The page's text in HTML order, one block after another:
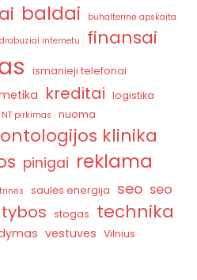
baldai
buhalterinė apskaita
drabuziai internetu finansai
ismanieji telefonai
kreditai logistika
NT pirkimas nuoma
klinika
pinigai reklama
saulės energija seo seo
stogas technika
vestuves Vilnius